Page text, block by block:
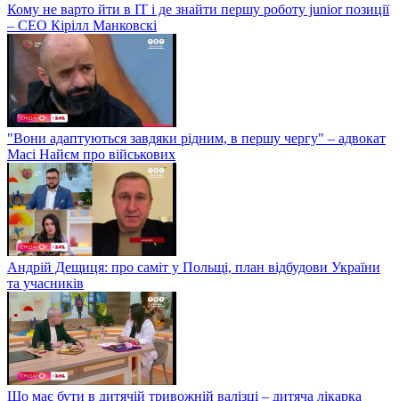
Кому не варто йти в IT і де знайти першу роботу junior позиції
– СЕО Кірілл Манковскі
"Вони адаптуються завдяки рідним, в першу чергу" – адвокат
Масі Найєм про військових
Андрій Дещиця: про саміт у Польщі, план відбудови України
та учасників
Що має бути в дитячій тривожній валізці – дитяча лікарка